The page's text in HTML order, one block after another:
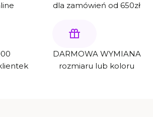
dla zamówień od 650zł
DARMOWA WYMIANA
rozmiaru lub koloru